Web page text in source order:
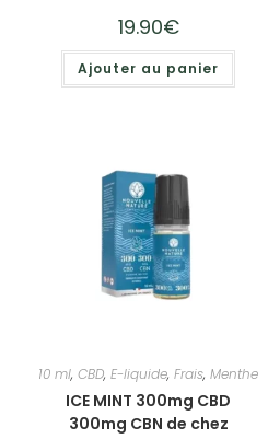
19.90€
Ajouter au panier
10 ml, CBD, E-liquide, Frais, Menthe
ICE MINT 300mg CBD
300mg CBN de chez